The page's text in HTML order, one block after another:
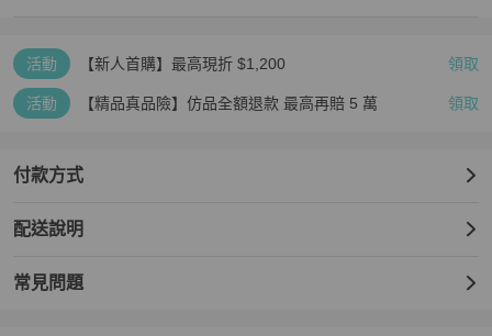
活動 【新人首購】最高現折 $1,200 領取
活動 【精品真品險】仿品全額退款 最高再賠 5 萬 領取
付款方式
配送說明
常見問題